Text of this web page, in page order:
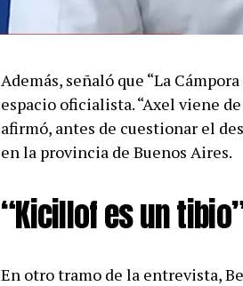
Además, señaló que “La
espacio oficialista. “Axel viene
afirmó, antes de cuestionar el
en la provincia de Buenos Aires.
“Kicillof es un
En otro tramo de la entrevista,